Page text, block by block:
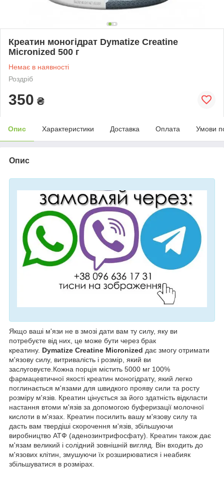
Креатин моногідрат Dymatize Creatine
Micronized 500 г
Немає в наявності
Роздріб
350 ₴
Опис Характеристики Доставка Оплата Умови
Опис
Якщо ваші м'язи не в змозі дати вам ту силу, яку ви
потребуєте від них, це може бути через брак
креатину. Dymatize Creatine Micronized дає змогу отримати
м'язову силу, витривалість і розмір, який ви
заслуговуєте.Кожна порція містить 5000 мг 100%
фармацевтичної якості креатин моногідрату, який легко
поглинається м'язами для швидкого прояву сили та росту
розміру м'язів. Креатин цінується за його здатність відкласти
настання втоми м'язів за допомогою буферизації молочної
кислоти в м'язах. Креатин посилить вашу м'язову силу та
дасть вам твердіші скорочення м'язів, збільшуючи
виробництво АТФ (аденозинтрифосфату). Креатин також дає
м'язам великий і солідний зовнішній вигляд. Він входить до
м'язових клітин, змушуючи їх розширюватися і неабияк
збільшуватися в розмірах.